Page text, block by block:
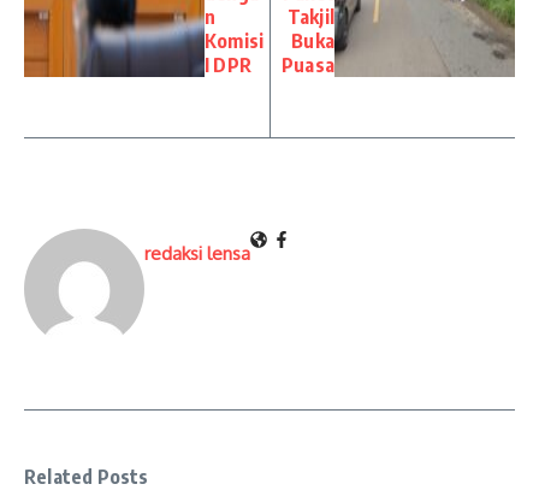
n
Komisi
I DPR
Takjil
Buka
Puasa
redaksi lensa
Related Posts